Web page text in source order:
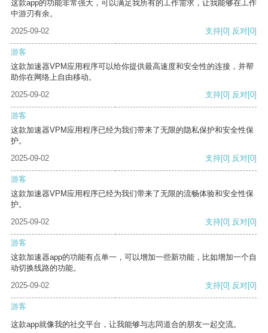
这款app的功能非常强大，可以满足我所有的工作需求，让我能够在工作
中游刃有余。
2025-09-02
支持[0] 反对[0]
游客
这款加速器VPM应用程序可以给你提供最高速度和安全性的连接，并帮
助你在网络上自由移动。
2025-09-02
支持[0] 反对[0]
游客
这款加速器VPM应用程序已经为我们带来了无限的隐私保护和安全性保
护。
2025-09-02
支持[0] 反对[0]
游客
这款加速器VPM应用程序已经为我们带来了无限的流畅体验和安全性保
护。
2025-09-02
支持[0] 反对[0]
游客
这款加速器app的功能有点单一，可以增加一些新功能，比如增加一个自
动切换线路的功能。
2025-09-02
支持[0] 反对[0]
游客
这款app就像我的社交平台，让我能够与志同道合的朋友一起交流。